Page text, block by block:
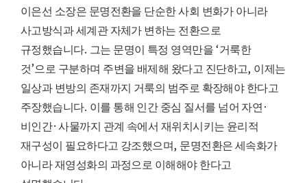
이은선 소장은 문명전환을 단순한 사회 변화가 아니라
사고방식과 세계관 자체가 변하는 전환으로
규정했습니다. 그는 문명이 특정 영역만을 ‘거룩한
것’으로 구분하며 주변을 배제해 왔다고 진단하고, 이제는
일상과 변방의 존재까지 거룩의 범주로 확장해야 한다고
주장했습니다. 이를 통해 인간 중심 질서를 넘어 자연 ·
비인간·사물까지 관계 속에서 재위치시키는 윤리적
재구성이 필요하다고 강조했으며, 문명전환은 세속화가
아니라 재영성화의 과정으로 이해해야 한다고